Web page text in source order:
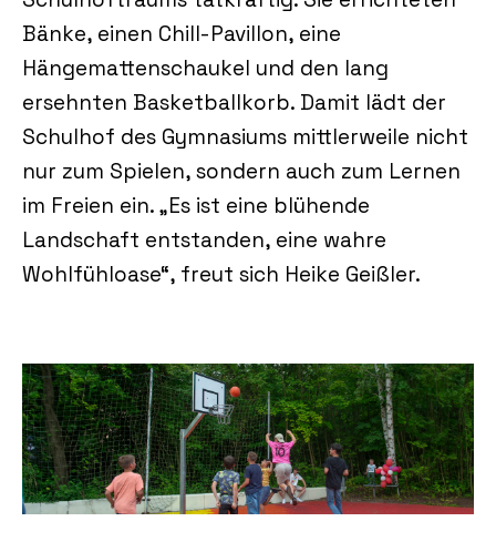
Bänke, einen Chill-Pavillon, eine
Hängemattenschaukel und den lang
ersehnten Basketballkorb. Damit lädt der
Schulhof des Gymnasiums mittlerweile nicht
nur zum Spielen, sondern auch zum Lernen
im Freien ein. „Es ist eine blühende
Landschaft entstanden, eine wahre
Wohlfühloase“, freut sich Heike Geißler.